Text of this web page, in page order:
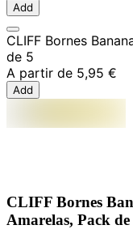
Add
CLIFF Bornes
de 5
A partir de 5,95 €
Add
CLIFF Bornes
Amarelas, Pack de